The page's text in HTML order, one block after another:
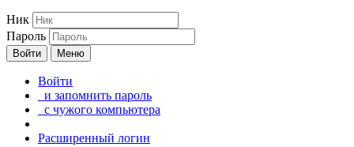
Ник
Пароль
Войти Меню
Войти
и запомнить пароль
с чужого компьютера
Расширенный логин